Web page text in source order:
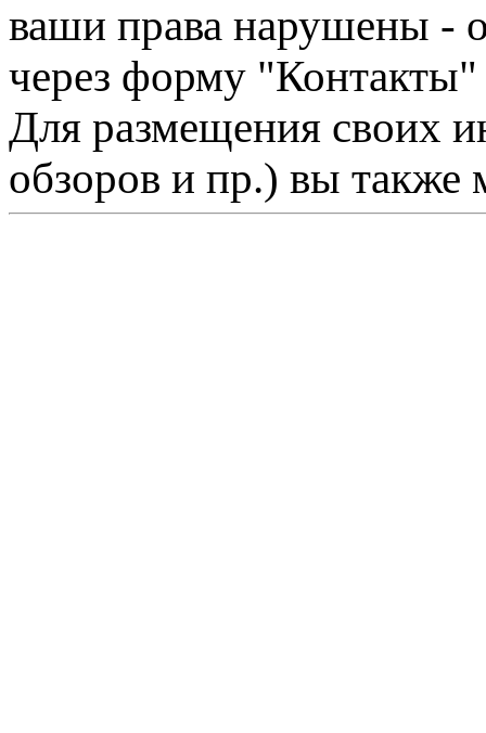
ваши права нарушены -
через форму "Контакты"
Для размещения своих
обзоров и пр.) вы также